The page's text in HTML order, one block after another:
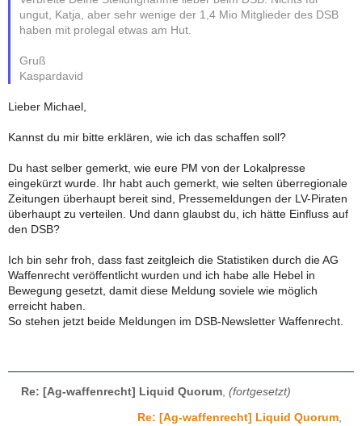
ungut, Katja, aber sehr wenige der 1,4 Mio Mitglieder des DSB
haben mit prolegal etwas am Hut.
Gruß
Kaspardavid
Lieber Michael,
Kannst du mir bitte erklären, wie ich das schaffen soll?
Du hast selber gemerkt, wie eure PM von der Lokalpresse
eingekürzt wurde. Ihr habt auch gemerkt, wie selten überregionale
Zeitungen überhaupt bereit sind, Pressemeldungen der LV-Piraten
überhaupt zu verteilen. Und dann glaubst du, ich hätte Einfluss auf
den DSB?
Ich bin sehr froh, dass fast zeitgleich die Statistiken durch die AG
Waffenrecht veröffentlicht wurden und ich habe alle Hebel in
Bewegung gesetzt, damit diese Meldung soviele wie möglich
erreicht haben.
So stehen jetzt beide Meldungen im DSB-Newsletter Waffenrecht.
Re: [Ag-waffenrecht] Liquid Quorum (fortgesetzt)
Re: [Ag-waffenrecht] Liquid Quorum,